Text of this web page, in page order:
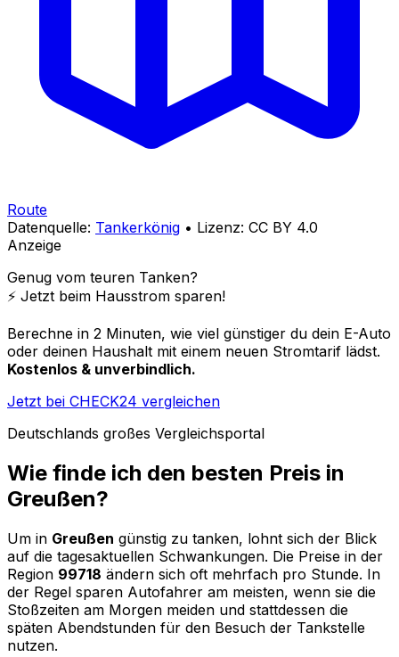
Route
Datenquelle: Tankerkönig • Lizenz: CC BY 4.0
Anzeige
Genug vom teuren Tanken?
⚡️ Jetzt beim Hausstrom sparen!
Berechne in 2 Minuten, wie viel günstiger du dein E-Auto
oder deinen Haushalt mit einem neuen Stromtarif lädst.
Kostenlos & unverbindlich.
Jetzt bei CHECK24 vergleichen
Deutschlands großes Vergleichsportal
Wie finde ich den besten Preis in
Greußen?
Um in Greußen günstig zu tanken, lohnt sich der Blick
auf die tagesaktuellen Schwankungen. Die Preise in der
Region 99718 ändern sich oft mehrfach pro Stunde. In
der Regel sparen Autofahrer am meisten, wenn sie die
Stoßzeiten am Morgen meiden und stattdessen die
späten Abendstunden für den Besuch der Tankstelle
nutzen.